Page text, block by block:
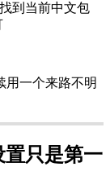
到当前中文包
一个来路不明
置只是第一